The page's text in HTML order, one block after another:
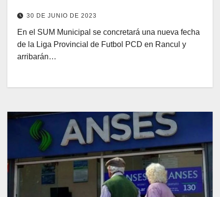
30 DE JUNIO DE 2023
En el SUM Municipal se concretará una nueva fecha
de la Liga Provincial de Futbol PCD en Rancul y
arribarán…